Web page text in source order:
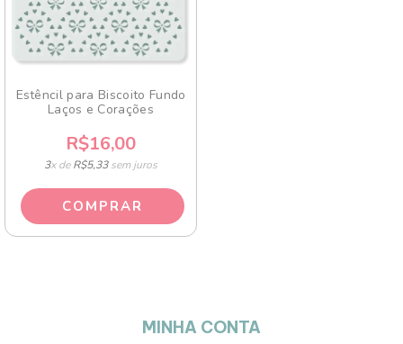
Estêncil para Biscoito Fundo
Laços e Corações
R$16,00
3x deR$5,33sem juros
MINHA CONTA